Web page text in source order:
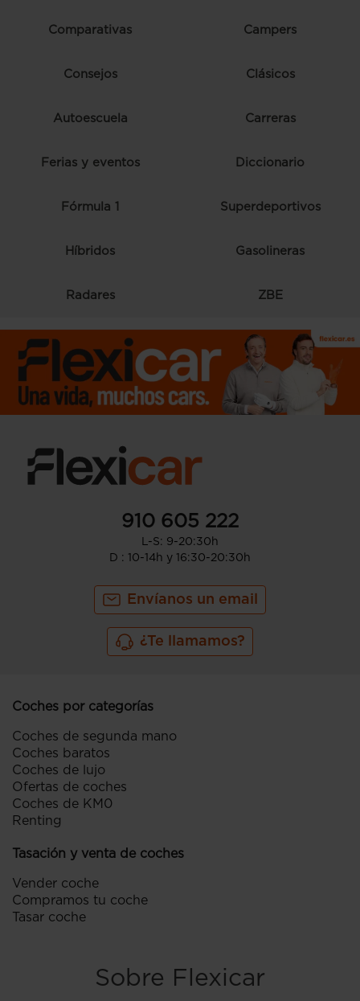
Comparativas Campers
Consejos Clásicos
Autoescuela Carreras
Ferias y eventos Diccionario
Fórmula 1 Superdeportivos
Híbridos Gasolineras
Radares ZBE
910 605 222
L-S: 9-20:30h
D : 10-14h y 16:30-20:30h
Envíanos un email
¿Te llamamos?
Coches por categorías
Coches de segunda mano
Coches baratos
Coches de lujo
Ofertas de coches
Coches de KM0
Renting
Tasación y venta de coches
Vender coche
Compramos tu coche
Tasar coche
Sobre Flexicar